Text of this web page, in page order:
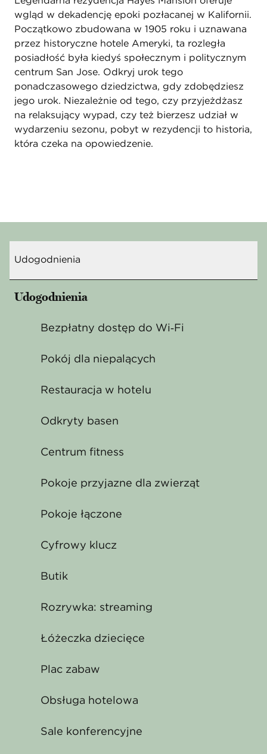
wgląd w dekadencję epoki pozłacanej w Kalifornii.
Początkowo zbudowana w 1905 roku i uznawana
przez historyczne hotele Ameryki, ta rozległa
posiadłość była kiedyś społecznym i politycznym
centrum San Jose. Odkryj urok tego
ponadczasowego dziedzictwa, gdy zdobędziesz
jego urok. Niezależnie od tego, czy przyjeżdżasz
na relaksujący wypad, czy też bierzesz udział w
wydarzeniu sezonu, pobyt w rezydencji to historia,
która czeka na opowiedzenie.
Udogodnienia
Udogodnienia
Bezpłatny dostęp do Wi‑Fi
Pokój dla niepalących
Restauracja w hotelu
Odkryty basen
Centrum fitness
Pokoje przyjazne dla zwierząt
Pokoje łączone
Cyfrowy klucz
Butik
Rozrywka: streaming
Łóżeczka dziecięce
Plac zabaw
Obsługa hotelowa
Sale konferencyjne